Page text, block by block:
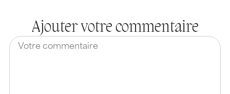
Ajouter votre commentaire